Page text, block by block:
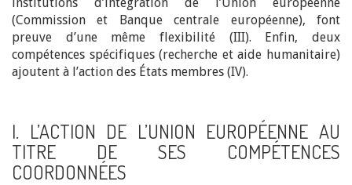
(Commission et Banque centrale européenne), font
preuve d’une même flexibilité (III). Enfin, deux
compétences spécifiques (recherche et aide humanitaire)
ajoutent à l’action des États membres (IV).
I. L’ACTION DE L’UNION EUROPÉENNE AU
TITRE DE SES COMPÉTENCES
COORDONNÉES